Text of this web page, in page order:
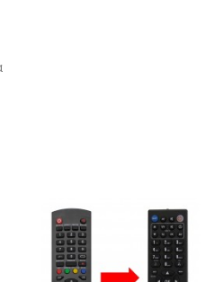
κατάλληλο για TURBO-X
το παλιό σας
εύκολα κα..